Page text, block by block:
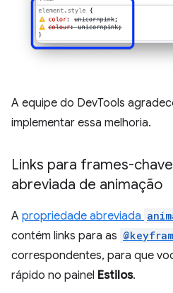
A equipe do DevTools
implementar essa melhoria.
Links para frames-
abreviada de animação
A propriedade abreviada
contém links para as
correspondentes, para que
rápido no painel Estilos.